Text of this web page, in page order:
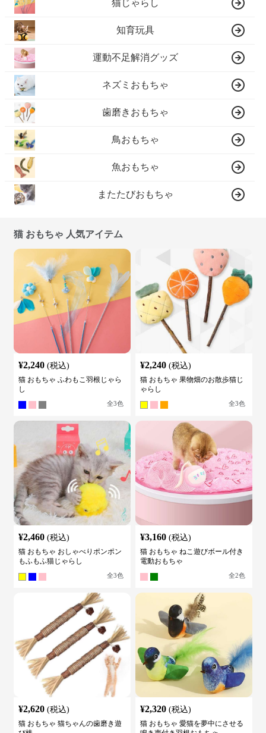
猫じゃらし
知育玩具
運動不足解消グッズ
ネズミおもちゃ
歯磨きおもちゃ
鳥おもちゃ
魚おもちゃ
またたびおもちゃ
猫 おもちゃ 人気アイテム
¥2,240 (税込)
猫 おもちゃ ふわもこ羽根じゃら
し
全3色
¥2,240 (税込)
猫 おもちゃ 果物畑のお散歩猫じ
ゃらし
全3色
¥2,460 (税込)
猫 おもちゃ おしゃべりポンポン
もふもふ猫じゃらし
全3色
¥3,160 (税込)
猫 おもちゃ ねこ遊びボール付き
電動おもちゃ
全2色
¥2,620 (税込)
猫 おもちゃ 猫ちゃんの歯磨き遊
¥2,320 (税込)
猫 おもちゃ 愛猫を夢中にさせる